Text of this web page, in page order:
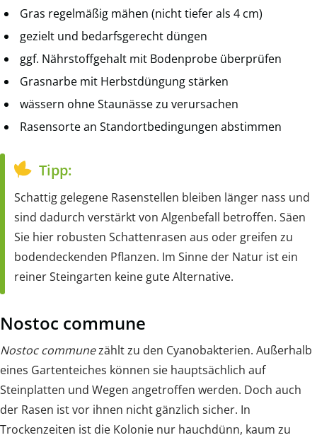
Gras regelmäßig mähen (nicht tiefer als 4 cm)
gezielt und bedarfsgerecht düngen
ggf. Nährstoffgehalt mit Bodenprobe überprüfen
Grasnarbe mit Herbstdüngung stärken
wässern ohne Staunässe zu verursachen
Rasensorte an Standortbedingungen abstimmen
Tipp:
Schattig gelegene Rasenstellen bleiben länger nass und
sind dadurch verstärkt von Algenbefall betroffen. Säen
Sie hier robusten Schattenrasen aus oder greifen zu
bodendeckenden Pflanzen. Im Sinne der Natur ist ein
reiner Steingarten keine gute Alternative.
Nostoc commune
Nostoc communezählt zu den Cyanobakterien. Außerhalb
eines Gartenteiches können sie hauptsächlich auf
Steinplatten und Wegen angetroffen werden. Doch auch
der Rasen ist vor ihnen nicht gänzlich sicher. In
Trockenzeiten ist die Kolonie nur hauchdünn, kaum zu